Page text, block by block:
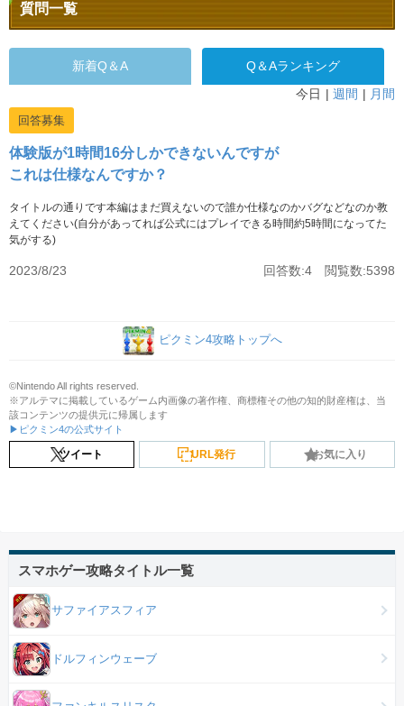
質問一覧
新着Q＆A
Q＆Aランキング
月間
週間
今日
回答募集
体験版が1時間16分しかできないんですが
これは仕様なんですか？
タイトルの通りです本編はまだ買えないので誰か仕様なのかバグなどなのか教
えてください(自分があってれば公式にはプレイできる時間約5時間になってた
気がする)
2023/8/23 回答数:4 閲覧数:5398
ピクミン4攻略トップへ
©Nintendo All rights reserved.
※アルテマに掲載しているゲーム内画像の著作権、商標権その他の知的財産権は、当
該コンテンツの提供元に帰属します
▶ピクミン4の公式サイト
ツイート URL発行 お気に入り
スマホゲー攻略タイトル一覧
サファイアスフィア
ドルフィンウェーブ